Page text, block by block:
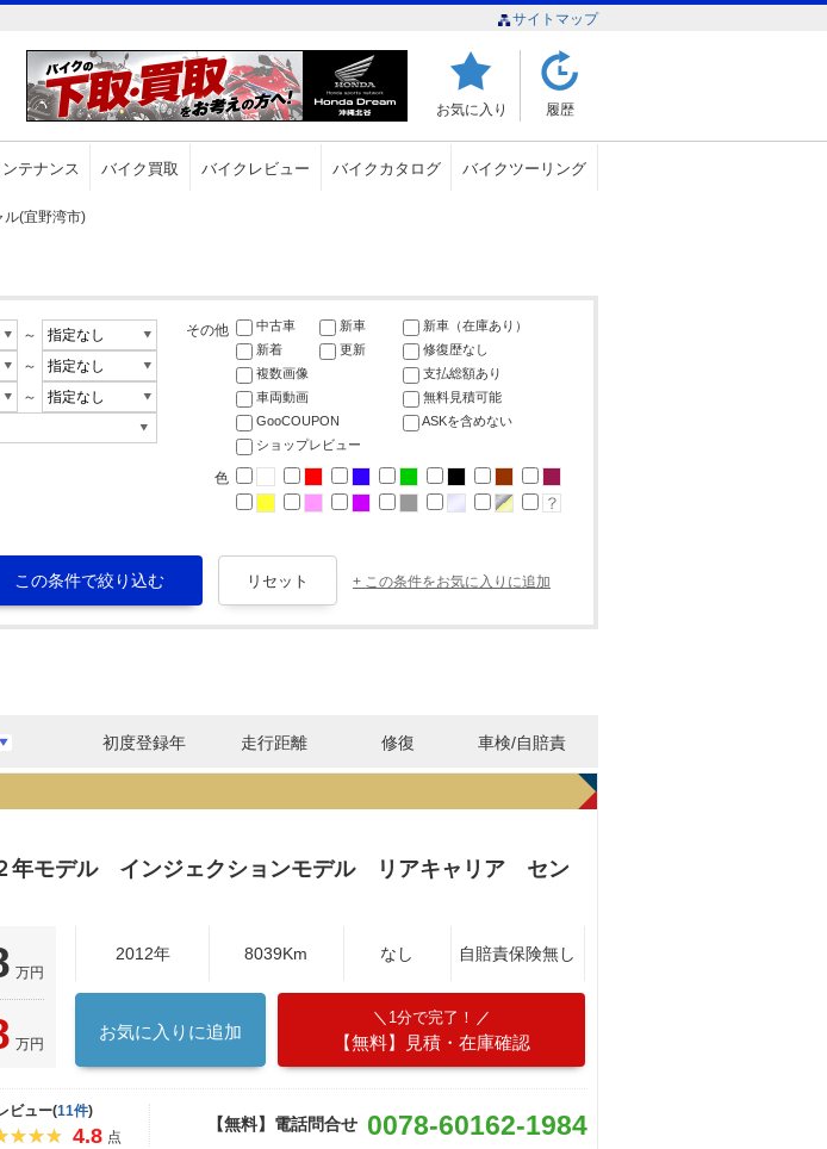
サイトマップ
お気に入り 履歴
ンテナンス バイク買取 バイクレビュー バイクカタログ バイクツーリング
ル(宜野湾市)
～
～
～
その他 中古車 新車
新車（在庫あり）
新着
更新
修復歴なし
複数画像
支払総額あり
車両動画
無料見積可能
GooCOUPON
ASKを含めない
ショップレビュー
色
+ この条件をお気に入りに追加
初度登録年 走行距離 修復 車検/自賠責
年モデル インジェクションモデル リアキャリア セン
万円
万円
2012年 8039Km なし 自賠責保険無し
お気に入りに追加
1分で完了！
【無料】見積・在庫確認
ビュー(11件)
4.8 点
【無料】電話問合せ 0078-60162-1984